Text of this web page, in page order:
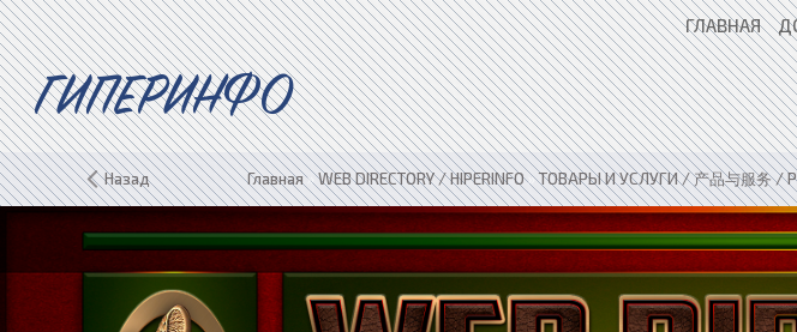
ГЛАВНАЯ
ГИПЕРИНФО
Назад Главная»WEB DIRECTORY / HIPERINFO»ТОВАРЫ И УСЛУГИ / 产品与服务 /